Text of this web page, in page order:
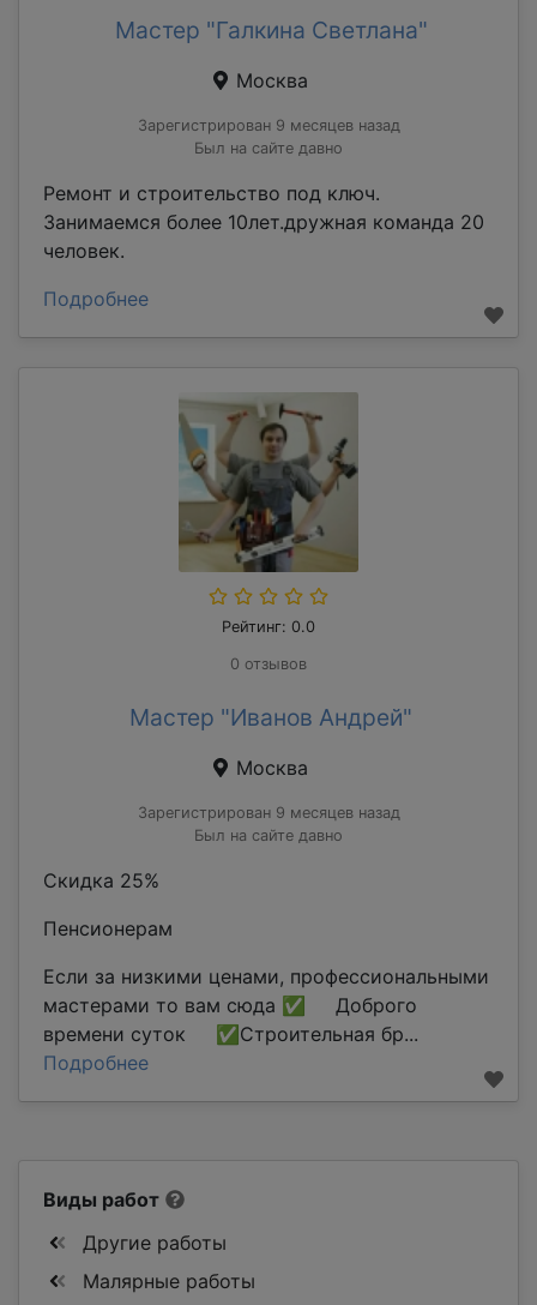
Мастер "Галкина Светлана"
Москва
Зарегистрирован 9 месяцев назад
Был на сайте давно
Ремонт и строительство под ключ.
Занимаемся более 10лет.дружная команда 20
человек.
Подробнее
Рейтинг: 0.0
0 отзывов
Мастер "Иванов Андрей"
Москва
Зарегистрирован 9 месяцев назад
Был на сайте давно
Скидка 25%
Пенсионерам
Если за низкими ценами, профессиональными
мастерами то вам сюда ✅ Доброго
времени суток ✅Строительная бр...
Подробнее
Виды работ
Другие работы
Малярные работы